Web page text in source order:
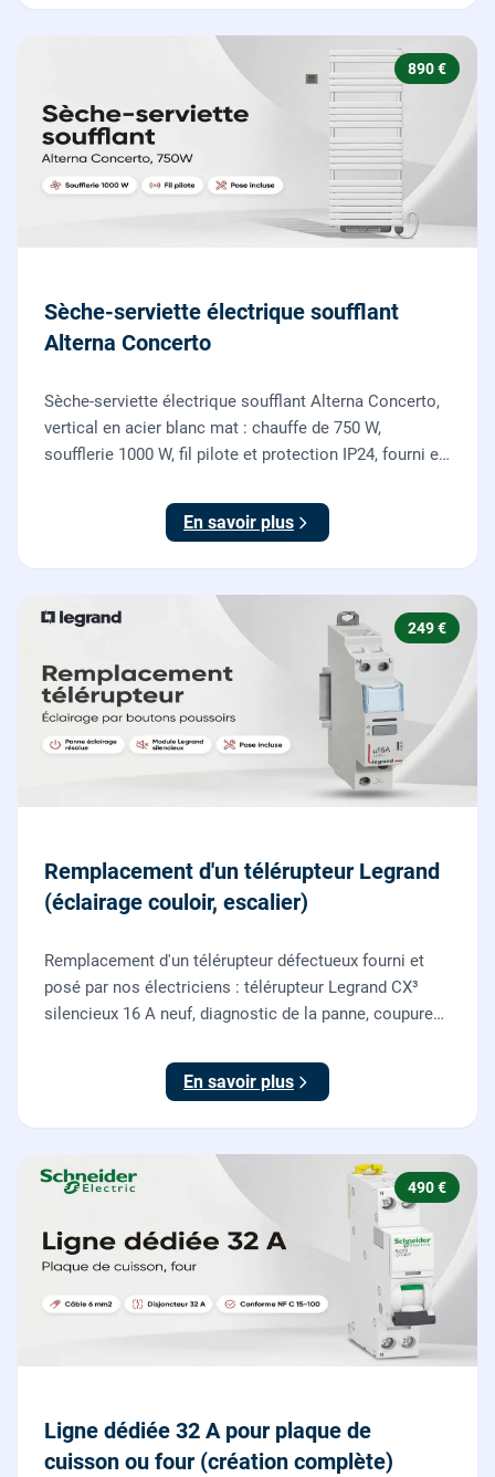
890 €
Sèche-serviette électrique soufflant
Alterna Concerto
Sèche-serviette électrique soufflant Alterna Concerto,
vertical en acier blanc mat : chauffe de 750 W,
soufflerie 1000 W, fil pilote et protection IP24, fourni et
En savoir plus
249 €
Remplacement d'un télérupteur Legrand
(éclairage couloir, escalier)
Remplacement d'un télérupteur défectueux fourni et
posé par nos électriciens : télérupteur Legrand CX³
silencieux 16 A neuf, diagnostic de la panne, coupure
boutons poussoirs.
En savoir plus
490 €
Ligne dédiée 32 A pour plaque de
cuisson ou four (création complète)